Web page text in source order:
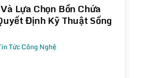
Lựa Chọn Bồn Chứa
Định Kỹ Thuật Sống
Tức Công Nghệ